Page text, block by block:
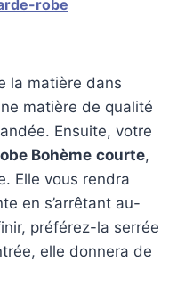
robe
la matière dans
matière de qualité
Ensuite, votre
Bohème courte,
Elle vous rendra
en s’arrêtant au-
préférez-la serrée
elle donnera de